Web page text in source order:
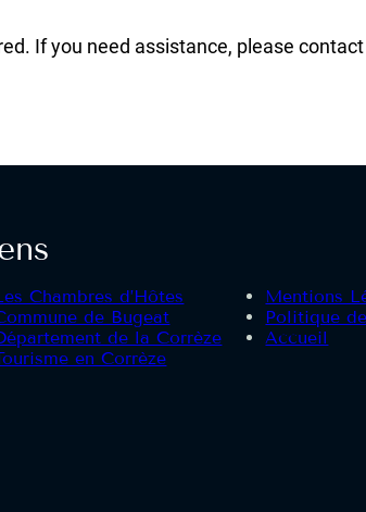
If you need assistance, please
Chambres d’Hôtes
de Bugeat
de la Corrèze
en Corrèze
Mentions
Politique
Accueil